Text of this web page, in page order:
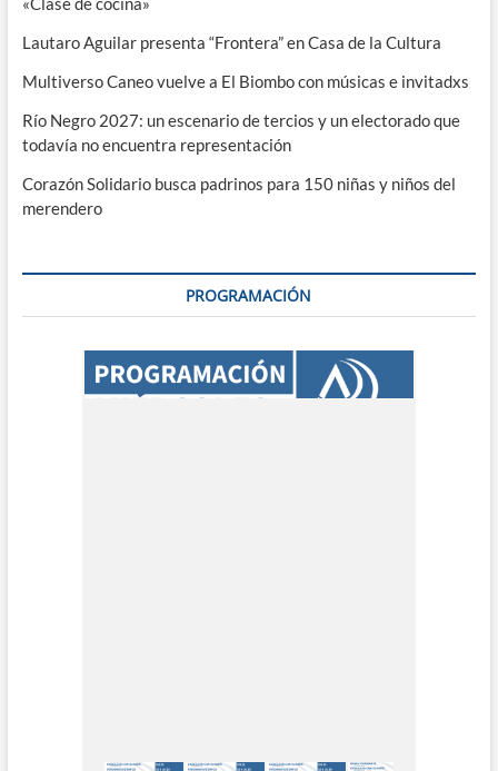
Lautaro Aguilar presenta “Frontera” en Casa de la Cultura
Multiverso Caneo vuelve a El Biombo con músicas e invitadxs
Río Negro 2027: un escenario de tercios y un electorado que
todavía no encuentra representación
Corazón Solidario busca padrinos para 150 niñas y niños del
merendero
PROGRAMACIÓN